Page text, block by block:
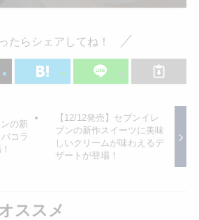
たらシェアしてね！
の新
コラ
【12/12発売】セブンイレ
ブンの新作スイーツに美味
しいクリームが味わえるデ
ザートが登場！
ススメ